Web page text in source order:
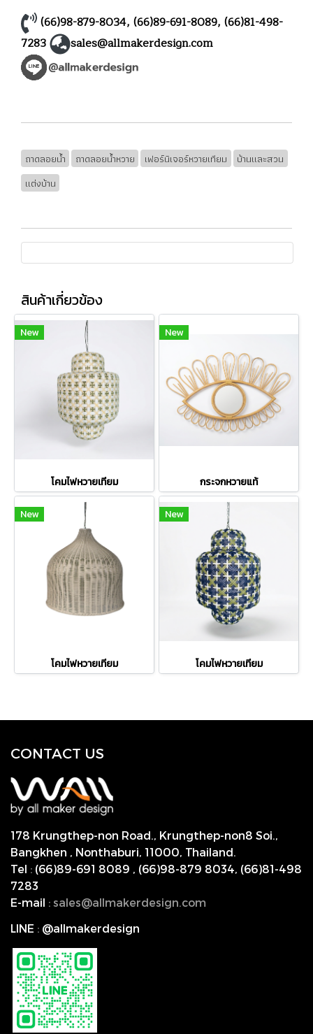
(66)98-879-8034, (66)89-691-8089, (66)81-498-
7283
sales@allmakerdesign.com
ถาดลอยน้ำ ถาดลอยน้ำหวาย เฟอร์นิเจอร์หวายเทียม
บ้านและสวน
แต่งบ้าน
สินค้าเกี่ยวข้อง
New
โคมไฟหวายเทียม
New
กระจกหวายแท้
New
โคมไฟหวายเทียม
New
โคมไฟหวายเทียม
CONTACT US
178 Krungthep-non Road., Krungthep-non8 Soi.,
Bangkhen , Nonthaburi, 11000, Thailand.
Tel : (66)89-691 8089 , (66)98-879 8034, (66)81-498
7283
E-mail : sales@allmakerdesign.com
LINE : @allmakerdesign